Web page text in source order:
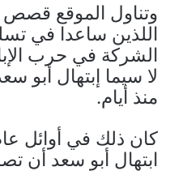
وتناول الموقع
اللذين ساعدا في
الشركة في حرب
لا سيما إبتهال أبو
منذ أيام.
ابتهال أبو سعد أن